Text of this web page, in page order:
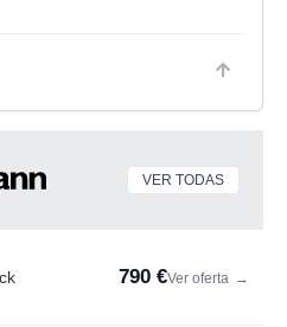
VER TODAS
790 €Ver oferta →